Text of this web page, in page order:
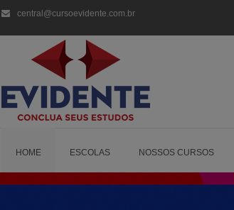
central@cursoevidente.com.br
HOME ESCOLAS NOSSOS CURSOS